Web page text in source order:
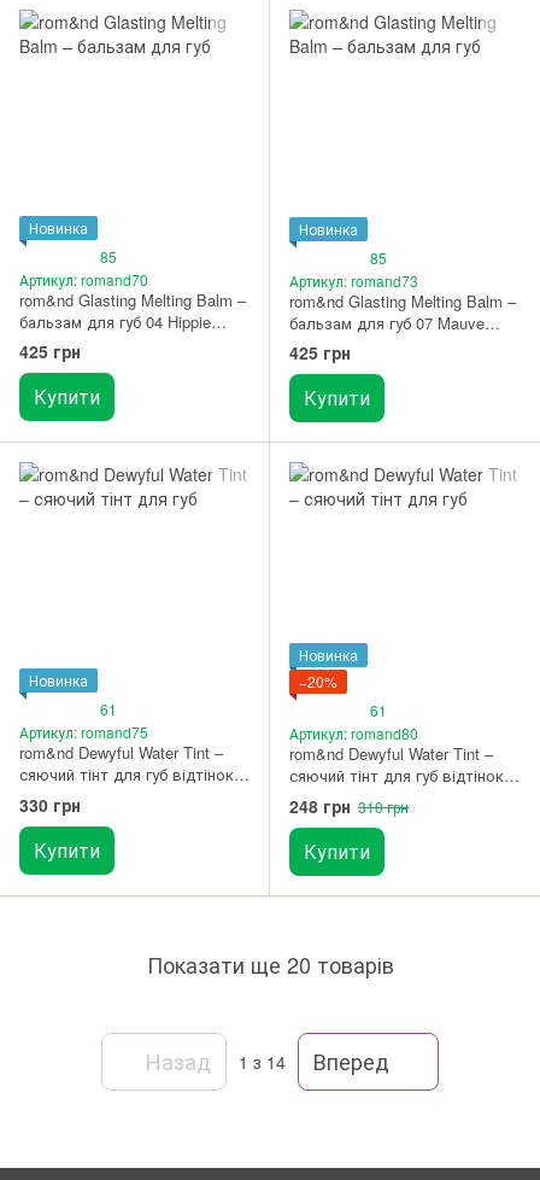
Новинка
85
Артикул: romand70
rom&nd Glasting Melting Balm –
бальзам для губ 04 Hippie
Berry
425 грн
Купити
Новинка
85
Артикул: romand73
rom&nd Glasting Melting Balm –
бальзам для губ 07 Mauve
Whip
425 грн
Купити
Новинка
61
Артикул: romand75
rom&nd Dewyful Water Tint –
сяючий тінт для губ відтінок
10 Murmur Pink
330 грн
Купити
Новинка
−20%
61
Артикул: romand80
rom&nd Dewyful Water Tint –
сяючий тінт для губ відтінок
05 Taffy (Термін придатності
до 02.11.2026)
248 грн 310 грн
Купити
Показати ще 20 товарів
Назад 1 з 14 Вперед